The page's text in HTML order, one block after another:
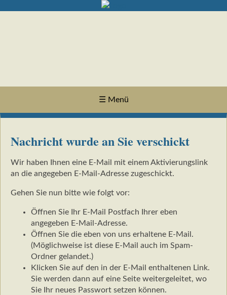
☰ Menü
Nachricht wurde an Sie verschickt
Wir haben Ihnen eine E-Mail mit einem Aktivierungslink
an die angegeben E-Mail-Adresse zugeschickt.
Gehen Sie nun bitte wie folgt vor:
Öffnen Sie Ihr E-Mail Postfach Ihrer eben
angegeben E-Mail-Adresse.
Öffnen Sie die eben von uns erhaltene E-Mail.
(Möglichweise ist diese E-Mail auch im Spam-
Ordner gelandet.)
Klicken Sie auf den in der E-Mail enthaltenen Link.
Sie werden dann auf eine Seite weitergeleitet, wo
Sie Ihr neues Passwort setzen können.